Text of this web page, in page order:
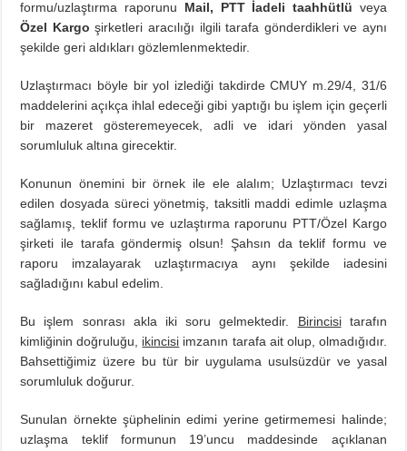
formu/uzlaştırma raporunu Mail, PTT İadeli taahhütlü veya
Özel Kargo şirketleri aracılığı ilgili tarafa gönderdikleri ve aynı
şekilde geri aldıkları gözlemlenmektedir.
Uzlaştırmacı böyle bir yol izlediği takdirde CMUY m.29/4, 31/6
maddelerini açıkça ihlal edeceği gibi yaptığı bu işlem için geçerli
bir mazeret gösteremeyecek, adli ve idari yönden yasal
sorumluluk altına girecektir.
Konunun önemini bir örnek ile ele alalım; Uzlaştırmacı tevzi
edilen dosyada süreci yönetmiş, taksitli maddi edimle uzlaşma
sağlamış, teklif formu ve uzlaştırma raporunu PTT/Özel Kargo
şirketi ile tarafa göndermiş olsun! Şahsın da teklif formu ve
raporu imzalayarak uzlaştırmacıya aynı şekilde iadesini
sağladığını kabul edelim.
Bu işlem sonrası akla iki soru gelmektedir. Birincisitarafın
kimliğinin doğruluğu, ikincisi imzanın tarafa ait olup, olmadığıdır.
Bahsettiğimiz üzere bu tür bir uygulama usulsüzdür ve yasal
sorumluluk doğurur.
Sunulan örnekte şüphelinin edimi yerine getirmemesi halinde;
uzlaşma teklif formunun 19’uncu maddesinde açıklanan